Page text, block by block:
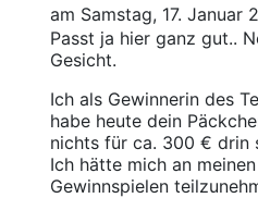
am Samstag, 17. Januar
Passt ja hier ganz gut..
Gesicht.
Ich als Gewinnerin des
habe heute dein
nichts für ca. 300 € drin
Ich hätte mich an
Gewinnspielen